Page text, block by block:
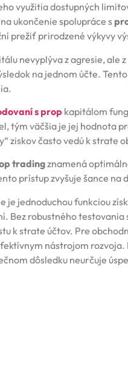
využitia dostupných
ukončenie spolupráce s
prežiť prirodzené výkyvy
nevyplýva z agresie, ale
na jednom účte.
s prop kapitálom
tým väčšia je jej hodnota
ziskov často vedú k strate
tradingznamená
prístup zvyšuje šance na
je jednoduchou funkciou
Bez robustného
k strate účtov. Pre
nástrojom rozvoja.
dôsledku neurčuje